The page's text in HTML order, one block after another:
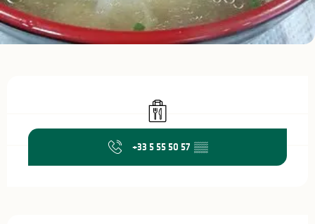
Vente à emporter
+33 5 55 50 57 ▒▒